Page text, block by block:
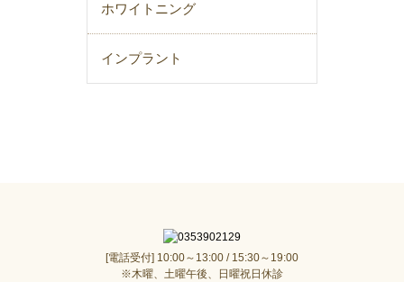
ホワイトニング
インプラント
[電話受付] 10:00～13:00 / 15:30～19:00
※木曜、土曜午後、日曜祝日休診